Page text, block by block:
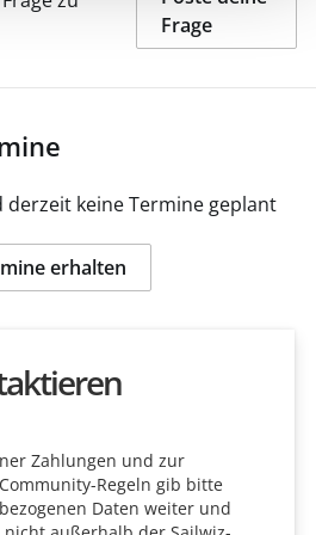
Frage
derzeit keine Termine geplant
erhalten
Zahlungen und zur
Regeln gib bitte
Daten weiter und